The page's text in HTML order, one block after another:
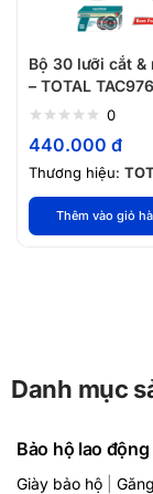
Bộ 30 lưỡi cắt &
– TOTAL
0
440.000 đ
Thương hiệu:
Thêm vào giỏ
Danh mục
Bảo hộ lao động
Giày bảo hộ